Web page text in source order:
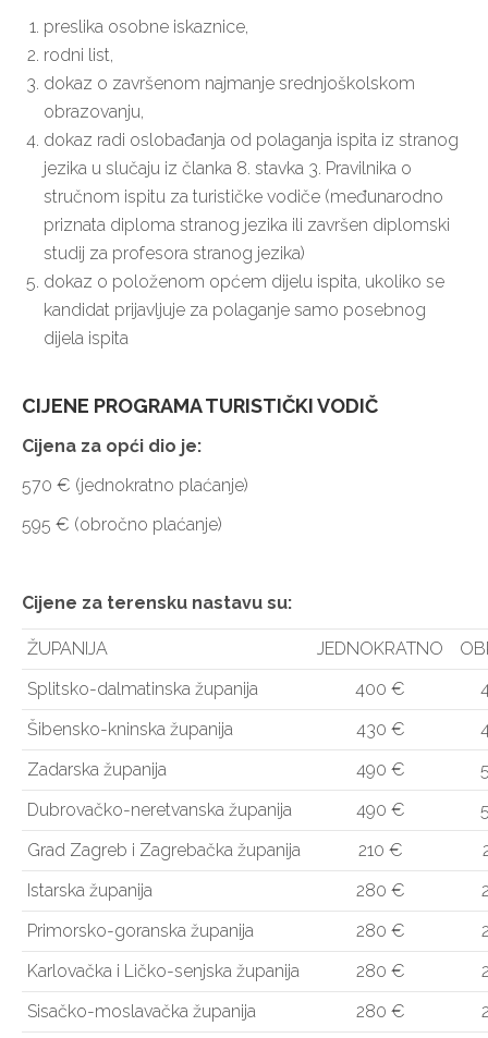
preslika osobne iskaznice,
rodni list,
dokaz o završenom najmanje srednjoškolskom
obrazovanju,
dokaz radi oslobađanja od polaganja ispita iz stranog
jezika u slučaju iz članka 8. stavka 3. Pravilnika o
stručnom ispitu za turističke vodiče (međunarodno
priznata diploma stranog jezika ili završen diplomski
studij za profesora stranog jezika)
dokaz o položenom općem dijelu ispita, ukoliko se
kandidat prijavljuje za polaganje samo posebnog
dijela ispita
CIJENE PROGRAMA TURISTIČKI VODIČ
Cijena za opći dio je:
570 € (jednokratno plaćanje)
595 € (obročno plaćanje)
Cijene za terensku nastavu su:
ŽUPANIJA JEDNOKRATNO
Splitsko-dalmatinska županija
400 €
Šibensko-kninska županija
430 €
Zadarska županija
490 €
Dubrovačko-neretvanska županija
490 €
Grad Zagreb i Zagrebačka županija
210 €
Istarska županija
280 €
Primorsko-goranska županija
280 €
Karlovačka i Ličko-senjska županija
280 €
Sisačko-moslavačka županija
280 €